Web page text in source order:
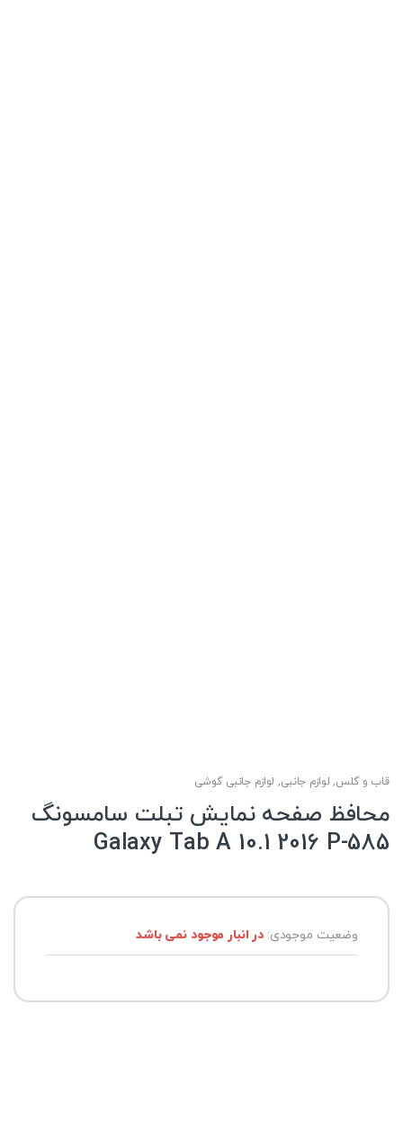
قاب و گلس, لوازم جانبی, لوازم جانبی گوشی
محافظ صفحه نمایش تبلت سامسونگ
Galaxy Tab A 10.1 2016 P-585
وضعیت موجودی:در انبار موجود نمی باشد